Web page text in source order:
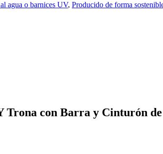
agua o barnices UV, Producido de forma
Trona con Barra y Cinturón de